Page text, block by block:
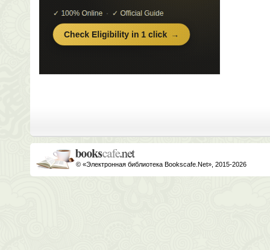
© «Электронная библиотека Bookscafe.Net», 2015-2026